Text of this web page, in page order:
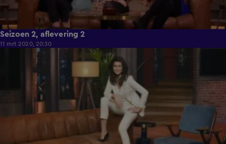
Seizoen 2, aflevering 2
11 mrt 2020, 20:30